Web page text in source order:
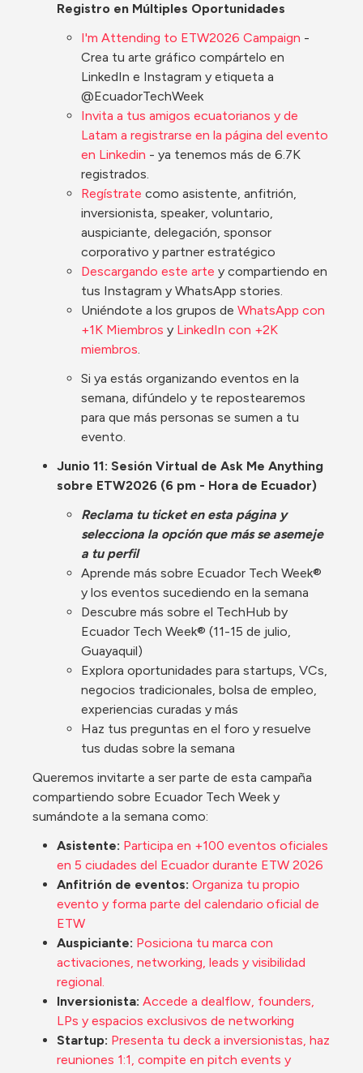
Registro en Múltiples Oportunidades
I'm Attending to ETW2026 Campaign -
Crea tu arte gráfico compártelo en
LinkedIn e Instagram y etiqueta a
@EcuadorTechWeek
Invita a tus amigos ecuatorianos y de
Latam a registrarse en la página del evento
en Linkedin - ya tenemos más de 6.7K
registrados.
Regístrate como asistente, anfitrión,
inversionista, speaker, voluntario,
auspiciante, delegación, sponsor
corporativo y partner estratégico
Descargando este arte y compartiendo en
tus Instagram y WhatsApp stories.
Uniéndote a los grupos de WhatsApp con
+1K Miembros y LinkedIn con +2K
miembros.
Si ya estás organizando eventos en la
semana, difúndelo y te repostearemos
para que más personas se sumen a tu
evento.
Junio 11: Sesión Virtual de Ask Me Anything
sobre ETW2026 (6 pm - Hora de Ecuador)
Reclama tu ticket en esta página y
selecciona la opción que más se asemeje
a tu perfil
Aprende más sobre Ecuador Tech Week®
y los eventos sucediendo en la semana
Descubre más sobre el TechHub by
Ecuador Tech Week® (11-15 de julio,
Guayaquil)
Explora oportunidades para startups, VCs,
negocios tradicionales, bolsa de empleo,
experiencias curadas y más
Haz tus preguntas en el foro y resuelve
tus dudas sobre la semana
Queremos invitarte a ser parte de esta campaña
compartiendo sobre Ecuador Tech Week y
sumándote a la semana como:
Asistente: Participa en +100 eventos oficiales
en 5 ciudades del Ecuador durante ETW 2026
Anfitrión de eventos: Organiza tu propio
evento y forma parte del calendario oficial de
ETW
Auspiciante: Posiciona tu marca con
activaciones, networking, leads y visibilidad
regional.
Inversionista: Accede a dealflow, founders,
LPs y espacios exclusivos de networking
Startup: Presenta tu deck a inversionistas, haz
reuniones 1:1, compite en pitch events y